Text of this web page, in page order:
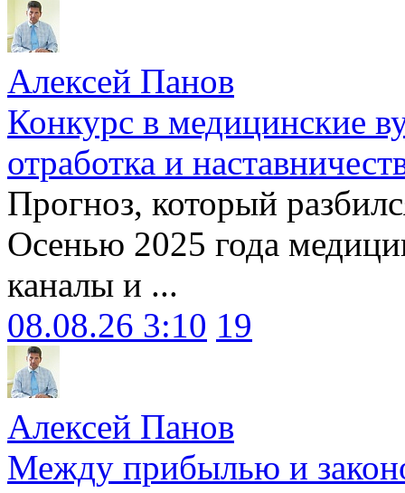
Алексей Панов
Конкурс в медицинские
отработка и
Прогноз, который
Осенью 2025 года
каналы и ...
08.08.26 3:10 19
Алексей Панов
Между прибылью и